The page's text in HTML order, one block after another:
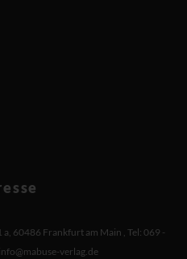
a, 60486 Frankfurt am Main , Tel: 069 -
info@mabuse-verlag.de